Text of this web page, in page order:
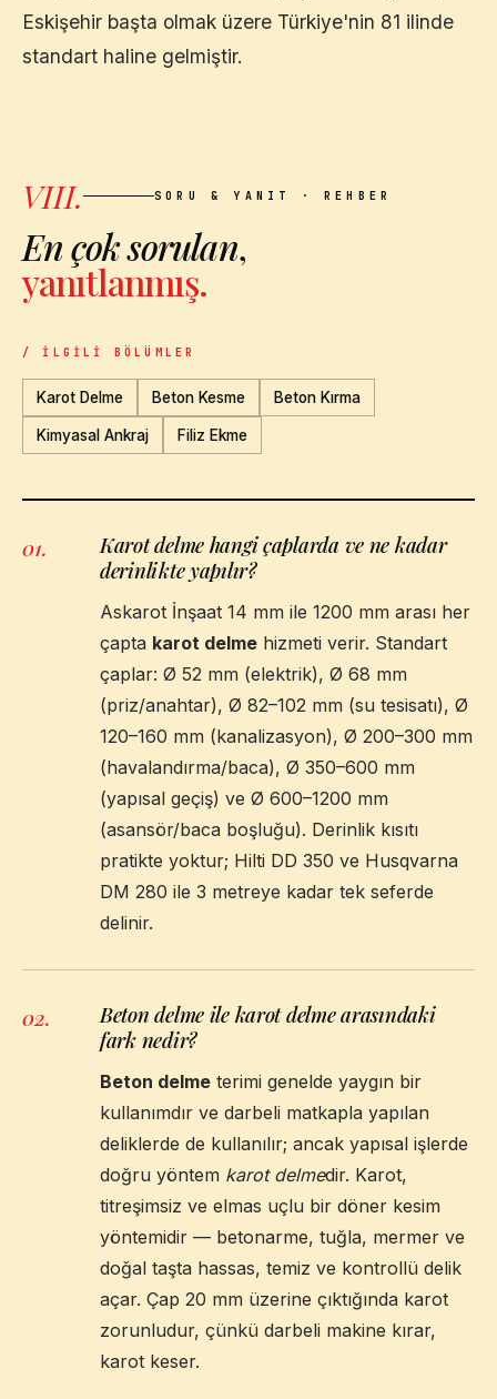
Eskişehir başta olmak üzere Türkiye'nin 81 ilinde
standart haline gelmiştir.
VIII. SORU & YANIT · REHBER
En çok sorulan,
yanıtlanmış.
/ İLGILI BÖLÜMLER
Karot Delme Beton Kesme Beton Kırma
Kimyasal Ankraj Filiz Ekme
01.
Karot delme hangi çaplarda ve ne kadar
derinlikte yapılır?
Askarot İnşaat 14 mm ile 1200 mm arası her
çapta karot delme hizmeti verir. Standart
çaplar: Ø 52 mm (elektrik), Ø 68 mm
(priz/anahtar), Ø 82–102 mm (su tesisatı), Ø
120–160 mm (kanalizasyon), Ø 200–300 mm
(havalandırma/baca), Ø 350–600 mm
(yapısal geçiş) ve Ø 600–1200 mm
(asansör/baca boşluğu). Derinlik kısıtı
pratikte yoktur; Hilti DD 350 ve Husqvarna
DM 280 ile 3 metreye kadar tek seferde
delinir.
02.
Beton delme ile karot delme arasındaki
fark nedir?
Beton delme terimi genelde yaygın bir
kullanımdır ve darbeli matkapla yapılan
deliklerde de kullanılır; ancak yapısal işlerde
doğru yöntem karot delmedir. Karot,
titreşimsiz ve elmas uçlu bir döner kesim
yöntemidir — betonarme, tuğla, mermer ve
doğal taşta hassas, temiz ve kontrollü delik
açar. Çap 20 mm üzerine çıktığında karot
zorunludur, çünkü darbeli makine kırar,
karot keser.